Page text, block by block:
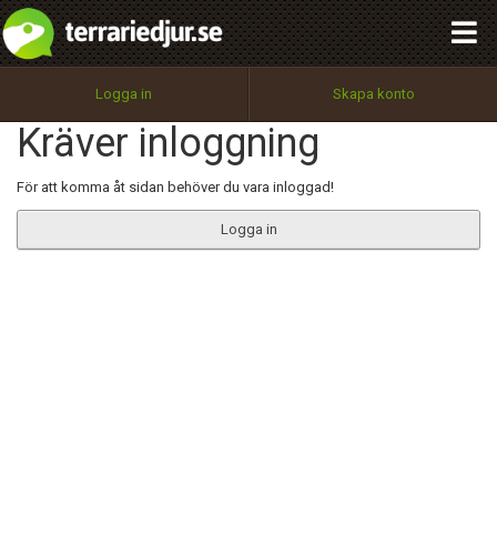
Logga in Skapa konto
Kräver inloggning
För att komma åt sidan behöver du vara inloggad!
Logga in
Utför
100%
OK
integritetspolicy
Namn:
Epost:
Begär nytt lösenord
Tillbaka till förstasidan